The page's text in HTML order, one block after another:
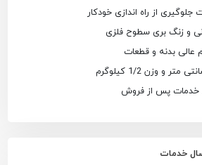
از راه اندازی خودکار
و زنگ بری سطوح فلزی
عالی بدنه و قطعات